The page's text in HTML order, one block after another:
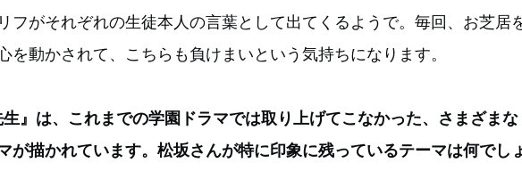
フがそれぞれの生徒本人の言葉として出てくるようで。毎回、お芝居
を動かされて、こちらも負けまいという気持ちになります。
』は、これまでの学園ドラマでは取り上げてこなかった、さまざまな
が描かれています。松坂さんが特に印象に残っているテーマは何でし